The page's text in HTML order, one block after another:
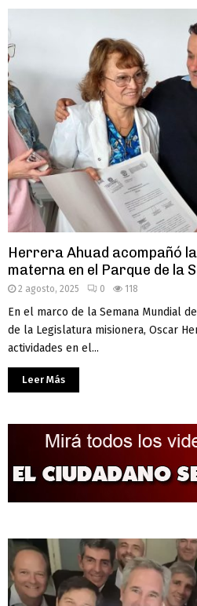
Herrera Ahuad acompañó
materna en el Parque de la
2 agosto, 2025 0 118
En el marco de la Semana Mundial
de la Legislatura misionera, Oscar
actividades en el...
Leer Más